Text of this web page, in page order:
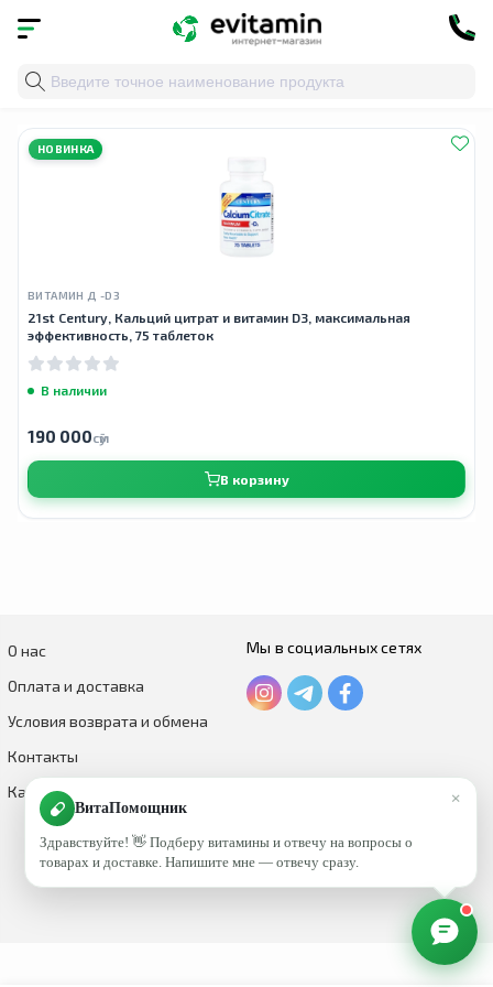
Главная » calcium citrate d3
НОВИНКА
ВИТАМИН Д -D3
21st Century, Кальций цитрат и витамин D3, максимальная
эффективность, 75 таблеток
В наличии
190 000сӯм
В корзину
О нас
Оплата и доставка
Условия возврата и обмена
Контакты
Каталог по брендам
Мы в социальных сетях
×
ВитаПомощник
Здравствуйте! 👋 Подберу витамины и отвечу на вопросы о
товарах и доставке. Напишите мне — отвечу сразу.